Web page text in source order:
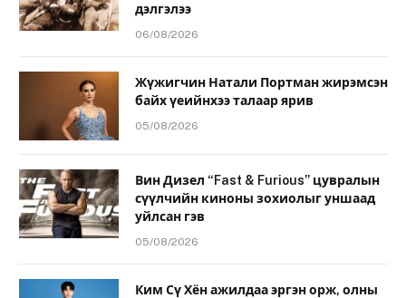
дэлгэлээ
06/08/2026
Жүжигчин Натали Портман жирэмсэн
байх үеийнхээ талаар ярив
05/08/2026
Вин Дизел “Fast & Furious” цувралын
сүүлчийн киноны зохиолыг уншаад
уйлсан гэв
05/08/2026
Ким Сү Хён ажилдаа эргэн орж, олны